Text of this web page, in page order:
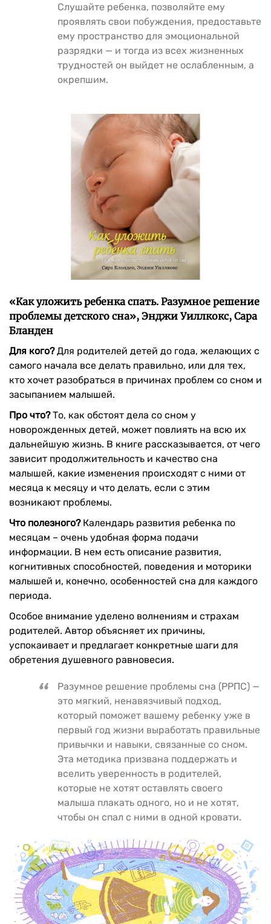
Слушайте ребенка, позволяйте ему
проявлять свои побуждения, предоставьте
ему пространство для эмоциональной
разрядки — и тогда из всех жизненных
трудностей он выйдет не ослабленным, а
окрепшим.
«Как уложить ребенка спать. Разумное решение
проблемы детского сна», Энджи Уиллкокс, Сара
Бланден
Для кого?Для родителей детей до года, желающих с
самого начала все делать правильно, или для тех,
кто хочет разобраться в причинах проблем со сном и
засыпанием малышей.
Про что?То, как обстоят дела со сном у
новорожденных детей, может повлиять на всю их
дальнейшую жизнь. В книге рассказывается, от чего
зависит продолжительность и качество сна
малышей, какие изменения происходят с ними от
месяца к месяцу и что делать, если с этим
возникают проблемы.
Что полезного?Календарь развития ребенка по
месяцам – очень удобная форма подачи
информации. В нем есть описание развития,
когнитивных способностей, поведения и моторики
малышей и, конечно, особенностей сна для каждого
периода.
Особое внимание уделено волнениям и страхам
родителей. Автор объясняет их причины,
успокаивает и предлагает конкретные шаги для
обретения душевного равновесия.
Разумное решение проблемы сна (РРПС) —
это мягкий, ненавязчивый подход,
который поможет вашему ребенку уже в
первый год жизни выработать правильные
привычки и навыки, связанные со сном.
Эта методика призвана поддержать и
вселить уверенность в родителей,
которые не хотят оставлять своего
малыша плакать одного, но и не хотят,
чтобы он спал с ними в одной кровати.